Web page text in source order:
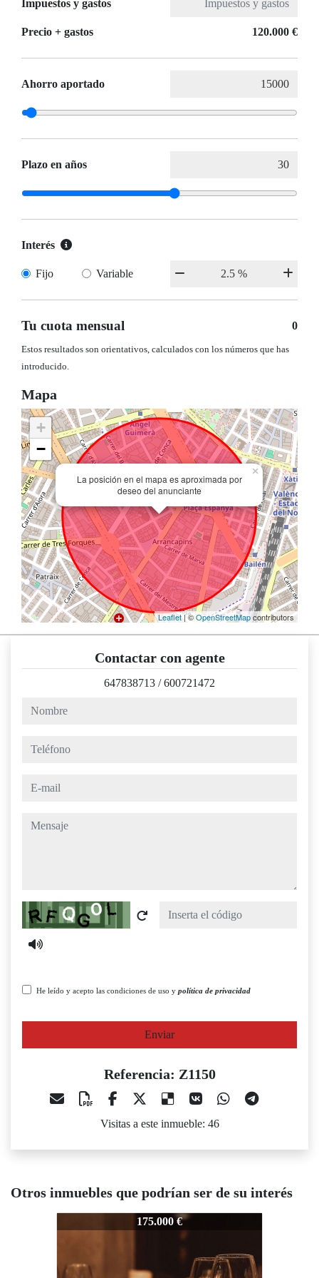
Impuestos y gastos
Precio + gastos 120.000 €
Ahorro aportado
Plazo en años
Interés
Fijo Variable
Tu cuota mensual 0
Estos resultados son orientativos, calculados con los números que has
introducido.
Mapa
La posición en el mapa es aproximada por
deseo del anunciante
×
+
−
Leaflet| ©OpenStreetMapcontributors
Contactar con agente
647838713 /600721472
nombre
teléfono
e-mail
mensaje
Captcha
He leído y acepto las condiciones de uso y política de privacidad
Enviar
Referencia: Z1150
Visitas a este inmueble: 46
Otros inmuebles que podrían ser de su interés
160.000 €